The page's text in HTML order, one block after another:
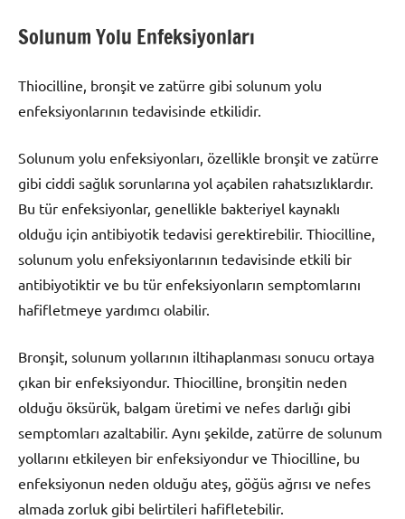
Solunum Yolu Enfeksiyonları
Thiocilline, bronşit ve zatürre gibi solunum yolu
enfeksiyonlarının tedavisinde etkilidir.
Solunum yolu enfeksiyonları, özellikle bronşit ve zatürre
gibi ciddi sağlık sorunlarına yol açabilen rahatsızlıklardır.
Bu tür enfeksiyonlar, genellikle bakteriyel kaynaklı
olduğu için antibiyotik tedavisi gerektirebilir. Thiocilline,
solunum yolu enfeksiyonlarının tedavisinde etkili bir
antibiyotiktir ve bu tür enfeksiyonların semptomlarını
hafifletmeye yardımcı olabilir.
Bronşit, solunum yollarının iltihaplanması sonucu ortaya
çıkan bir enfeksiyondur. Thiocilline, bronşitin neden
olduğu öksürük, balgam üretimi ve nefes darlığı gibi
semptomları azaltabilir. Aynı şekilde, zatürre de solunum
yollarını etkileyen bir enfeksiyondur ve Thiocilline, bu
enfeksiyonun neden olduğu ateş, göğüs ağrısı ve nefes
almada zorluk gibi belirtileri hafifletebilir.